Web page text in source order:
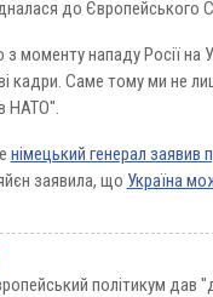
до Європейського
моменту нападу Росії на
кадри. Саме тому ми не
НАТО".
німецький генерал заявив
заявила, що Україна
політикум дав